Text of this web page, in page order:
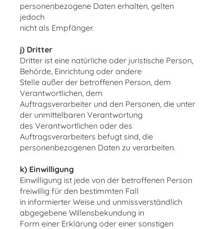
personenbezogene Daten erhalten, gelten
jedoch
nicht als Empfänger.
j) Dritter
Dritter ist eine natürliche oder juristische Person,
Behörde, Einrichtung oder andere
Stelle außer der betroffenen Person, dem
Verantwortlichen, dem
Auftragsverarbeiter und den Personen, die unter
der unmittelbaren Verantwortung
des Verantwortlichen oder des
Auftragsverarbeiters befugt sind, die
personenbezogenen Daten zu verarbeiten.
k) Einwilligung
Einwilligung ist jede von der betroffenen Person
freiwillig für den bestimmten Fall
in informierter Weise und unmissverständlich
abgegebene Willensbekundung in
Form einer Erklärung oder einer sonstigen